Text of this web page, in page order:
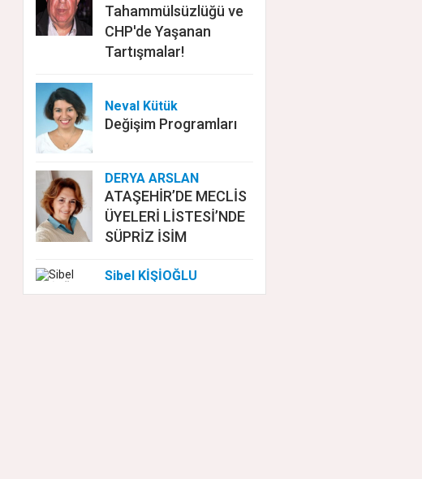
Tahammülsüzlüğü ve
CHP'de Yaşanan
Tartışmalar!
Neval Kütük
Değişim Programları
DERYA ARSLAN
ATAŞEHİR’DE MECLİS
ÜYELERİ LİSTESİ’NDE
SÜPRİZ İSİM
Sibel KİŞİOĞLU
EUROVISION'DA